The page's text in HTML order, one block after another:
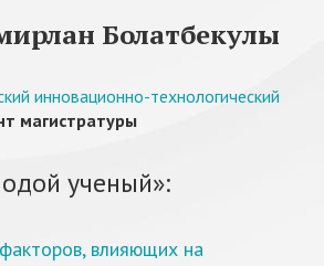
Болатбекулы
инновационно-технологический
магистратуры
ученый»:
влияющих на